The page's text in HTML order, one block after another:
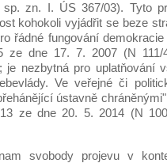
zn. I. ÚS 367/03). Tyto
kohokoli vyjádřit se beze
řádné fungování
ze dne 17. 7. 2007 (N 111/
je nezbytná pro uplatňování
Ve veřejné či
ústavně
ze dne 20. 5. 2014 (N
svobody projevu v